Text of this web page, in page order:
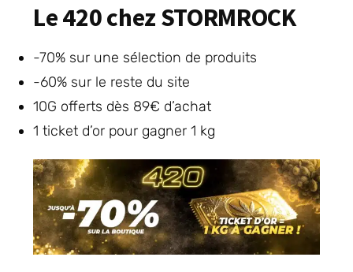
Le 420 chez STORMROCK
-70% sur une sélection de produits
-60% sur le reste du site
10G offerts dès 89€ d’achat
1 ticket d’or pour gagner 1 kg